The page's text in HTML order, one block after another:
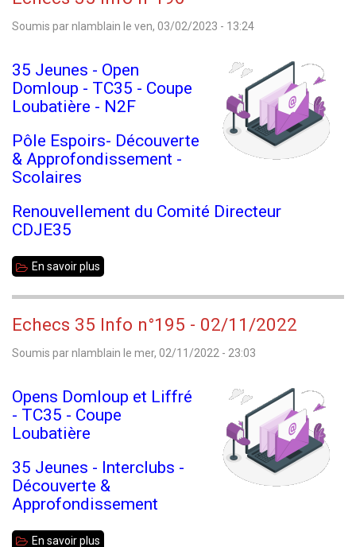
Info
n°197
Soumis parnlamblain le ven, 03/02/2023 - 13:24
35 Jeunes - Open
Domloup - TC35 - Coupe
Loubatière - N2F
Pôle Espoirs- Découverte
& Approfondissement -
Scolaires
Renouvellement du Comité Directeur
CDJE35
En savoir plus
Info
n°196
Echecs 35 Info n°195 - 02/11/2022
Soumis parnlamblain le mer, 02/11/2022 - 23:03
Opens Domloup et Liffré
- TC35 - Coupe
Loubatière
35 Jeunes - Interclubs -
Découverte &
Approfondissement
En savoir plus